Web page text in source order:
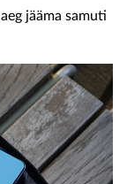
jääma samuti